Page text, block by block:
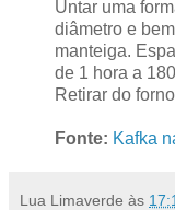
Untar uma
diâmetro e
manteiga.
de 1 hora a
Retirar do
Fonte: Kafka
Lua Limaverde às